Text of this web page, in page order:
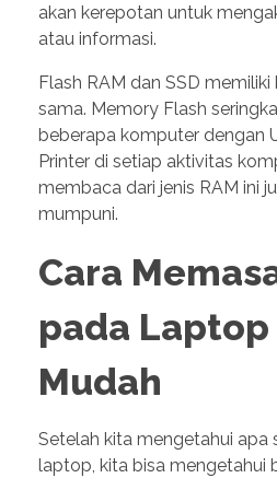
akan kerepotan untuk
atau informasi.
Flash RAM dan SSD
sama. Memory Flash
beberapa komputer dengan
Printer di setiap aktivitas
membaca dari jenis RAM ini
mumpuni.
Cara
pada
Mudah
Setelah kita mengetahui apa
laptop, kita bisa mengetahui